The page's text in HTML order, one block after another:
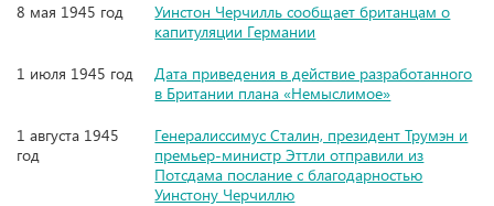
8 мая 1945 год
Уинстон Черчилль сообщает британцам о
капитуляции Германии
1 июля 1945 год
Дата приведения в действие разработанного
в Британии плана «Немыслимое»
1 августа 1945
год
Генералиссимус Сталин, президент Трумэн и
премьер-министр Эттли отправили из
Потсдама послание с благодарностью
Уинстону Черчиллю